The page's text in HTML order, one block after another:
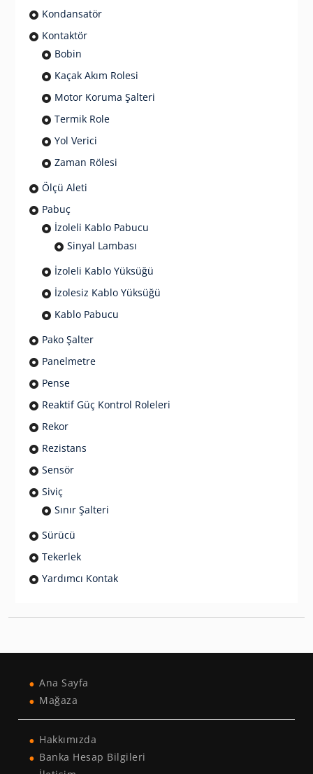
Kondansatör
Kontaktör
Bobin
Kaçak Akım Rolesi
Motor Koruma Şalteri
Termik Role
Yol Verici
Zaman Rölesi
Ölçü Aleti
Pabuç
İzoleli Kablo Pabucu
Sinyal Lambası
İzoleli Kablo Yüksüğü
İzolesiz Kablo Yüksüğü
Kablo Pabucu
Pako Şalter
Panelmetre
Pense
Reaktif Güç Kontrol Roleleri
Rekor
Rezistans
Sensör
Siviç
Sınır Şalteri
Sürücü
Tekerlek
Yardımcı Kontak
Ana Sayfa
Mağaza
Hakkımızda
Banka Hesap Bilgileri